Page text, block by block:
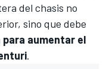
del chasis no
sino que debe
para aumentar el
.